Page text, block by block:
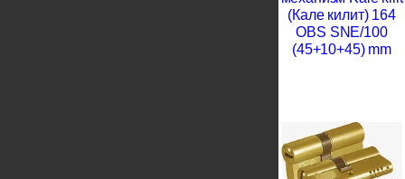
(Кале килит) 164
OBS SNE/100
(45+10+45) mm